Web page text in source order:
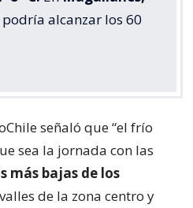
alcanzar los 60
señaló que “el frío
sea la jornada con las
más bajas de los
de la zona centro y